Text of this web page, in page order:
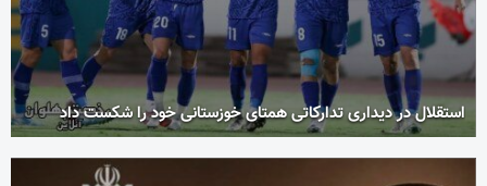
استقلال در دیداری تدارکاتی همتای خوزستانی خود را شکست داد